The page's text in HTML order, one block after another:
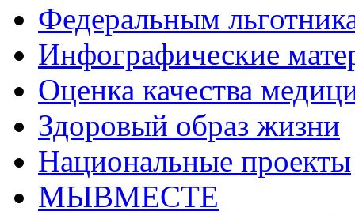
Федеральным
Инфографические
Оценка качества
Здоровый образ жизни
Национальные проекты
МЫВМЕСТЕ